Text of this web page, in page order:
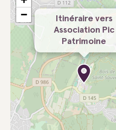
Itinéraire vers
Association Pic
Patrimoine
−